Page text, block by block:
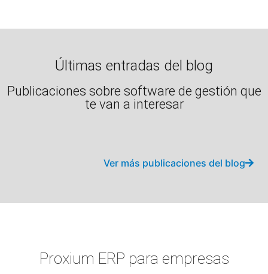
Últimas entradas del blog
Publicaciones sobre software de gestión que
te van a interesar
Ver más publicaciones del blog
Proxium ERP para empresas